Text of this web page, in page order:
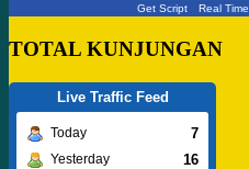
Get Script Real Time
TOTAL KUNJUNGAN
Live Traffic Feed
Today 7
Yesterday 16